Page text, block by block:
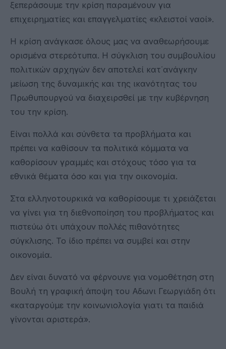
ξεπεράσουμε την κρίση παραμένουν για
επιχειρηματίες και επαγγελματίες «κλειστοί ναοί».
Η κρίση ανάγκασε όλους μας να αναθεωρήσουμε
ορισμένα στερεότυπα. Η σύγκλιση του συμβουλίου
πολιτικών αρχηγών δεν αποτελεί κατ΄ανάγκην
μείωση της δυναμικής και της ικανότητας του
Πρωθυπουργού να διαχειρσθεί με την κυβέρνηση
του την κρίση.
Είναι πολλά και σύνθετα τα προβλήματα και
πρέπει να καθίσουν τα πολιτικά κόμματα να
καθορίσουν γραμμές και στόχους τόσο για τα
εθνικά θέματα όσο και για την οικονομία.
Στα ελληνοτουρκικά να καθορίσουμε τι χρειάζεται
να γίνει για τη διεθνοποίηση του προβλήματος και
πιστεύω ότι υπάχουν πολλές πιθανότητες
σύγκλισης. Το ίδιο πρέπει να συμβεί και στην
οικονομία.
Δεν είναι δυνατό να φέρνουνε για νομοθέτηση στη
Βουλή τη γραφική άποψη του Αδωνι Γεωργιάδη ότι
«καταργούμε την κοινωνιολογία γιατι τα παιδιά
γίνονται αριστερά».